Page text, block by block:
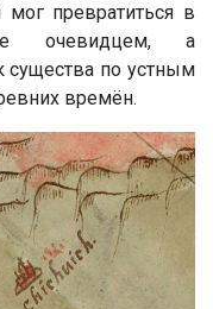
превратиться в
очевидцем, а
по устным
времён.